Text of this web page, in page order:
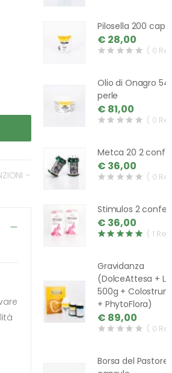
-
Pilosella 200
€ 28,00
( 0
Olio di Onagro
perle
€ 81,00
( 0
Metca 20 2
€ 36,00
( 0
Stimulos 2
€ 36,00
( 1
Gravidanza
(DolceAttesa +
500g +
+ PhytoFlora)
€ 89,00
( 0
Borsa del Pastore